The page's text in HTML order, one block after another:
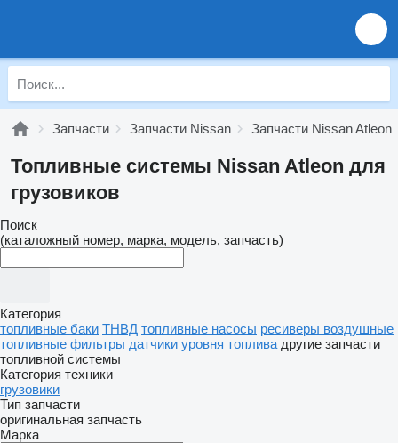
Запчасти Запчасти Nissan Запчасти Nissan Atleon
Топливные системы Nissan Atleon для
грузовиков
Поиск
(каталожный номер, марка, модель, запчасть)
Категория
топливные баки ТНВД топливные насосы ресиверы воздушные
топливные фильтры датчики уровня топлива другие запчасти
топливной системы
Категория техники
грузовики
Тип запчасти
оригинальная запчасть
Марка